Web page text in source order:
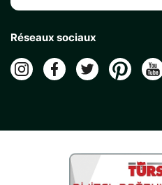
Réseaux sociaux